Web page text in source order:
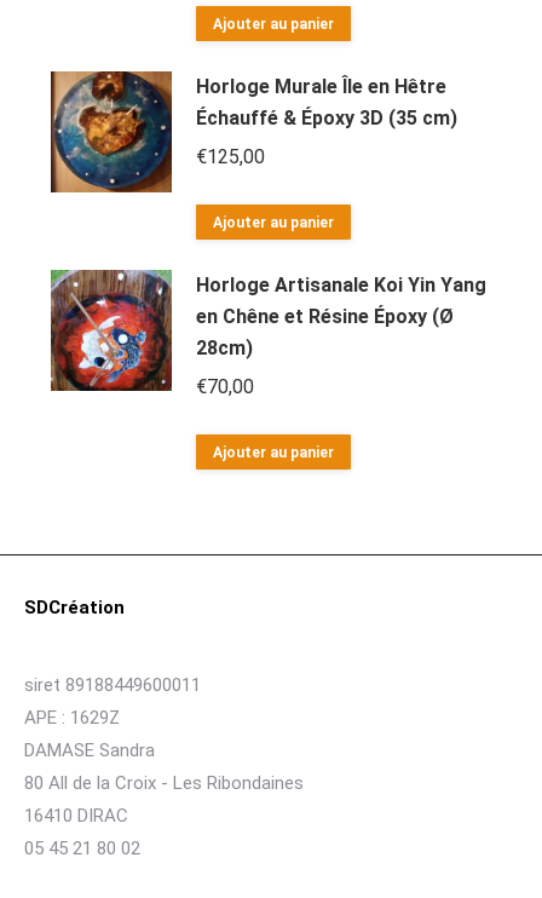
Ajouter au panier
Horloge Murale Île en Hêtre
Échauffé & Époxy 3D (35 cm)
€125,00
Ajouter au panier
Horloge Artisanale Koi Yin Yang
en Chêne et Résine Époxy (Ø
28cm)
€70,00
Ajouter au panier
SDCréation
siret 89188449600011
APE : 1629Z
DAMASE Sandra
80 All de la Croix - Les Ribondaines
16410 DIRAC
05 45 21 80 02